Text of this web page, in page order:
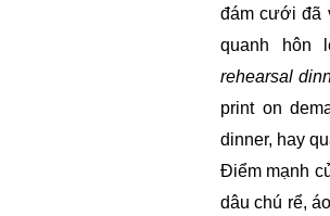
đám cưới đã
quanh
rehearsal
print on
dinner, hay
Điểm mạnh
dâu chú rể,